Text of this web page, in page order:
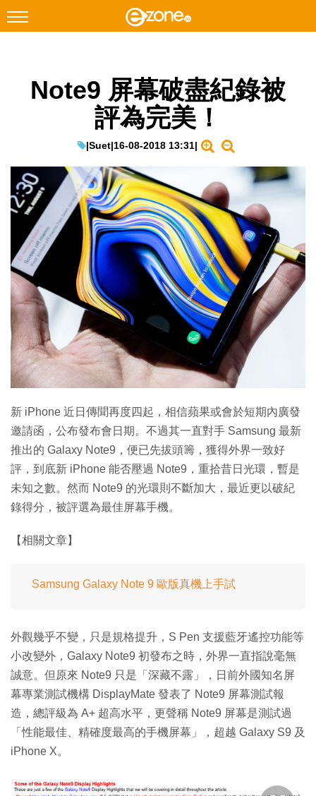
Facebook Instagram
遊戲動漫
教學評測
EduTech
IT Times
生成式AI與雲端應用
Enterprise Digital Transformation
特集
Note9 屏幕破盡紀錄被
評為完美！
|Suet|16-08-2018 13:31|
新 iPhone 近日傳聞再度四起，相信蘋果或會於短期內廣發
邀請函，公布發布會日期。不過其一直對手 Samsung 最新
推出的 Galaxy Note9，便已先拔頭籌，獲得外界一致好
評，到底新 iPhone 能否壓過 Note9，重拾昔日光環，暫是
未知之數。然而 Note9 的光環則不斷加大，最近更以破紀
錄得分，被評選為最佳屏幕手機。
【相關文章】
Samsung Galaxy Note 9 歐版真機上手試
外觀幾乎不變，只是規格提升，S Pen 支援藍牙遙控功能等
小改變外，Galaxy Note9 初發布之時，外界一直指說毫無
誠意。但原來 Note9 只是「深藏不露」，日前外國知名屏
幕專業測試機構 DisplayMate 發表了 Note9 屏幕測試報
造，總評級為 A+ 超高水平，更聲稱 Note9 屏幕是測試過
「性能最佳、精確度最高的手機屏幕」，超越 Galaxy S9 及
iPhone X。